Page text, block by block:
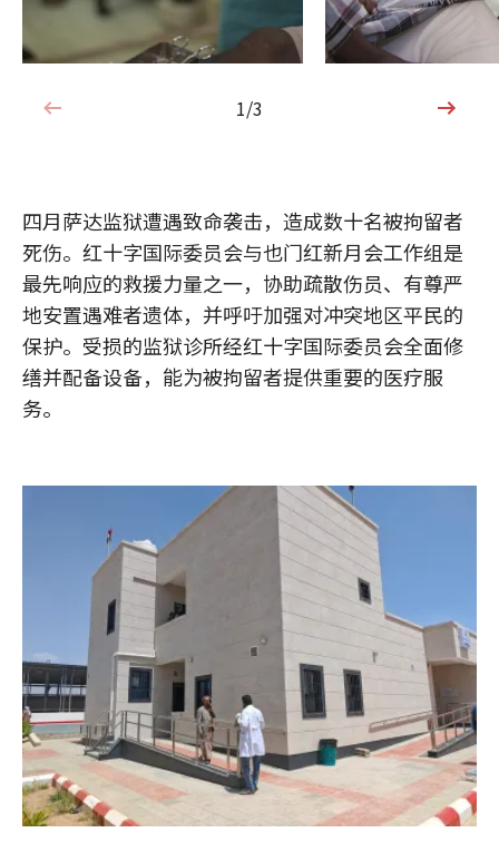
1/3
1/3
四月萨达监狱遭遇致命袭击，造成数十名被拘留者
死伤。红十字国际委员会与也门红新月会工作组是
最先响应的救援力量之一，协助疏散伤员、有尊严
地安置遇难者遗体，并呼吁加强对冲突地区平民的
保护。受损的监狱诊所经红十字国际委员会全面修
缮并配备设备，能为被拘留者提供重要的医疗服
务。